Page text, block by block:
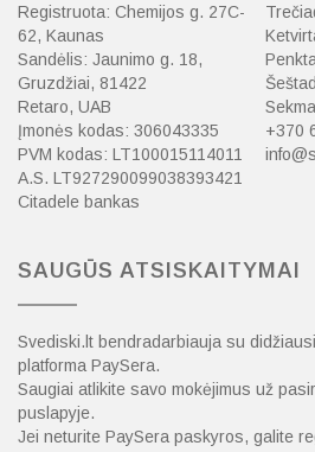
Registruota: Chemijos g. 27C-
62, Kaunas
Sandėlis: Jaunimo g. 18,
Gruzdžiai, 81422
Retaro, UAB
Įmonės kodas: 306043335
PVM kodas: LT100015114011
A.S. LT927290099038393421
Citadele bankas
+370
SAUGŪS ATSISKAITYMAI
Svediski.lt bendradarbiauja su
platforma PaySera.
Saugiai atlikite savo mokėjimus už
puslapyje.
Jei neturite PaySera paskyros, galite